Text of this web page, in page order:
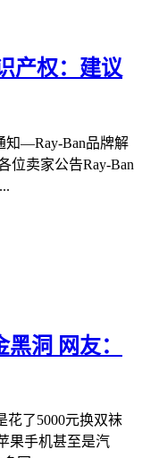
产权：建议
知—Ray-Ban品牌解
位卖家公告Ray-Ban
洞 网友：
花了5000元换双袜
果手机甚至是汽